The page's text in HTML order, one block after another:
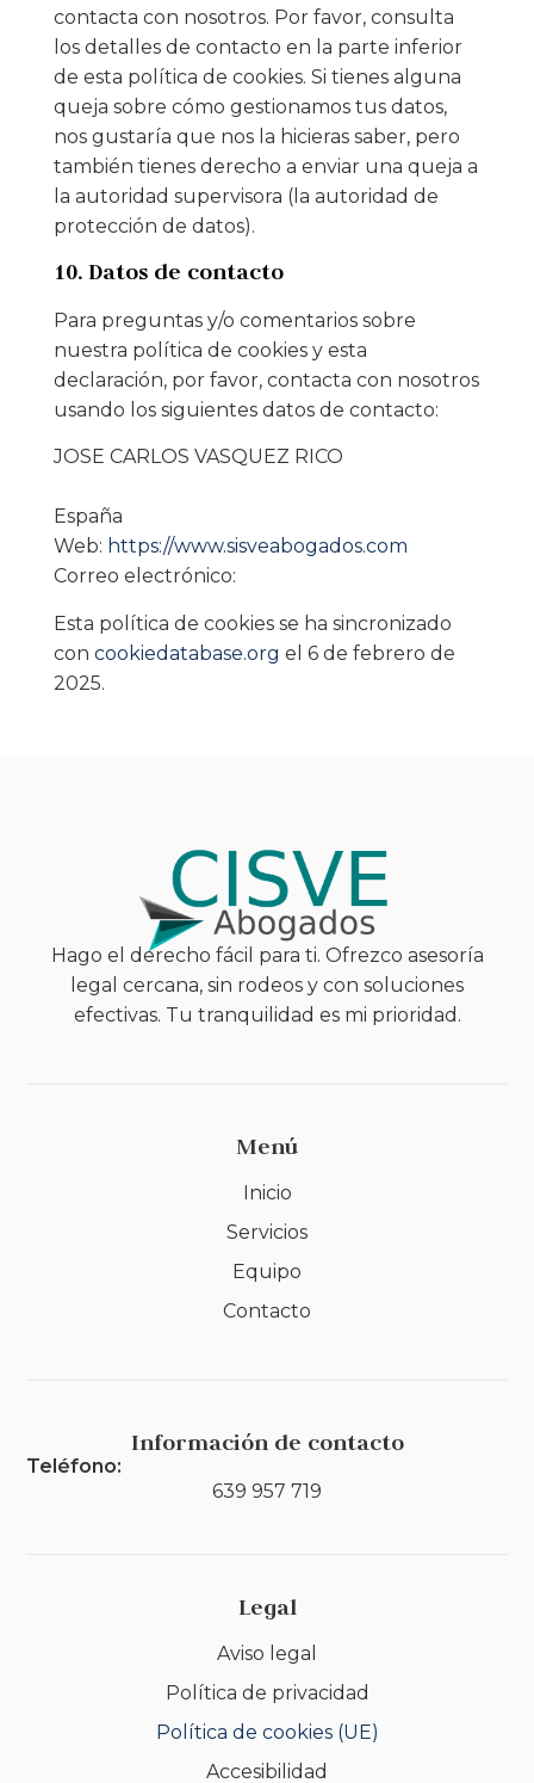
contacta con nosotros. Por favor, consulta
los detalles de contacto en la parte inferior
de esta política de cookies. Si tienes alguna
queja sobre cómo gestionamos tus datos,
nos gustaría que nos la hicieras saber, pero
también tienes derecho a enviar una queja a
la autoridad supervisora (la autoridad de
protección de datos).
10. Datos de contacto
Para preguntas y/o comentarios sobre
nuestra política de cookies y esta
declaración, por favor, contacta con nosotros
usando los siguientes datos de contacto:
JOSE CARLOS VASQUEZ RICO
España
Web: https://www.sisveabogados.com
Correo electrónico:
Esta política de cookies se ha sincronizado
con cookiedatabase.org el 6 de febrero de
2025.
Hago el derecho fácil para ti. Ofrezco asesoría
legal cercana, sin rodeos y con soluciones
efectivas. Tu tranquilidad es mi prioridad.
Menú
Inicio
Servicios
Equipo
Contacto
Información de contacto
Teléfono:
639 957 719
Legal
Aviso legal
Política de privacidad
Política de cookies (UE)
Accesibilidad